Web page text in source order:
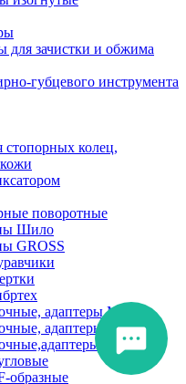
для зачистки и обжима
губцевого инструмента
колец,
поворотные
Шило
GROSS
адаптеры Matrix
адаптеры Прочие
Сибртех
образные